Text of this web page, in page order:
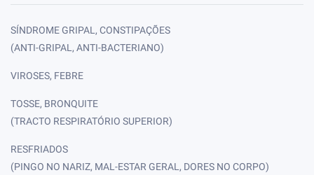
SÍNDROME GRIPAL, CONSTIPAÇÕES
(ANTI-GRIPAL, ANTI-BACTERIANO)
VIROSES, FEBRE
TOSSE, BRONQUITE
(TRACTO RESPIRATÓRIO SUPERIOR)
RESFRIADOS
(PINGO NO NARIZ, MAL-ESTAR GERAL, DORES NO CORPO)